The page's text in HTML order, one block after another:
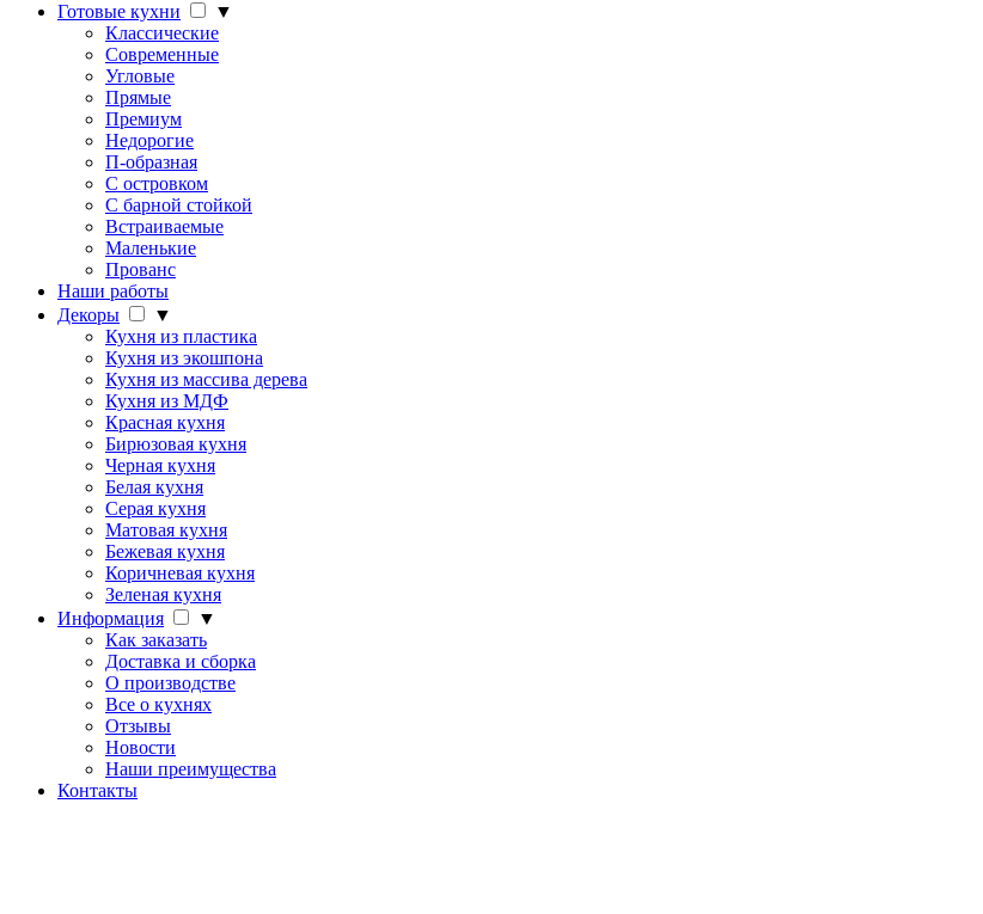
Готовые кухни
▼
Классические
Современные
Угловые
Прямые
Премиум
Недорогие
П-образная
С островком
С барной стойкой
Встраиваемые
Маленькие
Прованс
Наши работы
Декоры
▼
Кухня из пластика
Кухня из экошпона
Кухня из массива дерева
Кухня из МДФ
Красная кухня
Бирюзовая кухня
Черная кухня
Белая кухня
Серая кухня
Матовая кухня
Бежевая кухня
Коричневая кухня
Зеленая кухня
Информация
▼
Как заказать
Доставка и сборка
О производстве
Все о кухнях
Отзывы
Новости
Наши преимущества
Контакты